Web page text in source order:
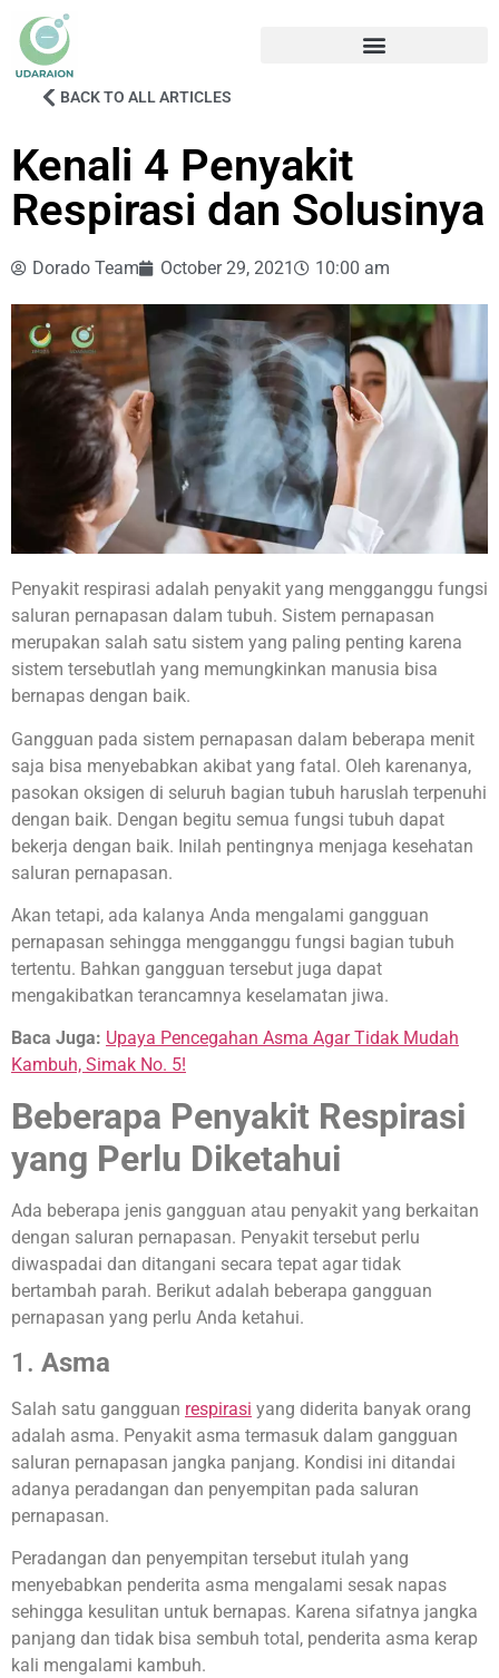
BACK TO ALL ARTICLES
Kenali 4 Penyakit
Respirasi dan Solusinya
Dorado Team October 29, 2021 10:00 am
Penyakit respirasi adalah penyakit yang mengganggu fungsi
saluran pernapasan dalam tubuh. Sistem pernapasan
merupakan salah satu sistem yang paling penting karena
sistem tersebutlah yang memungkinkan manusia bisa
bernapas dengan baik.
Gangguan pada sistem pernapasan dalam beberapa menit
saja bisa menyebabkan akibat yang fatal. Oleh karenanya,
pasokan oksigen di seluruh bagian tubuh haruslah terpenuhi
dengan baik. Dengan begitu semua fungsi tubuh dapat
bekerja dengan baik. Inilah pentingnya menjaga kesehatan
saluran pernapasan.
Akan tetapi, ada kalanya Anda mengalami gangguan
pernapasan sehingga mengganggu fungsi bagian tubuh
tertentu. Bahkan gangguan tersebut juga dapat
mengakibatkan terancamnya keselamatan jiwa.
Baca Juga: Upaya Pencegahan Asma Agar Tidak Mudah
Kambuh, Simak No. 5!
Beberapa Penyakit Respirasi
yang Perlu Diketahui
Ada beberapa jenis gangguan atau penyakit yang berkaitan
dengan saluran pernapasan. Penyakit tersebut perlu
diwaspadai dan ditangani secara tepat agar tidak
bertambah parah. Berikut adalah beberapa gangguan
pernapasan yang perlu Anda ketahui.
1. Asma
Salah satu gangguan respirasi yang diderita banyak orang
adalah asma. Penyakit asma termasuk dalam gangguan
saluran pernapasan jangka panjang. Kondisi ini ditandai
adanya peradangan dan penyempitan pada saluran
pernapasan.
Peradangan dan penyempitan tersebut itulah yang
menyebabkan penderita asma mengalami sesak napas
sehingga kesulitan untuk bernapas. Karena sifatnya jangka
panjang dan tidak bisa sembuh total, penderita asma kerap
kali mengalami kambuh.